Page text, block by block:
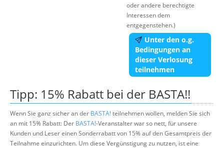
oder andere berechtigte
Interessen dem
entgegenstehen.)
Unter den o.g.
Bedingungen an
dieser Verlosung
teilnehmen
Tipp: 15% Rabatt bei der BASTA!!
Wenn Sie ganz sicher an der BASTA!teilnehmen wollen, melden Sie sich
an mit 15% Rabatt: Der BASTA!-Veranstalter war so nett, für unsere
Kunden und Leser einen Sonderrabatt von 15% auf den Gesamtpreis der
Teilnahme einzurichten. Um diese Vergünstigung zu nutzen, ist eine